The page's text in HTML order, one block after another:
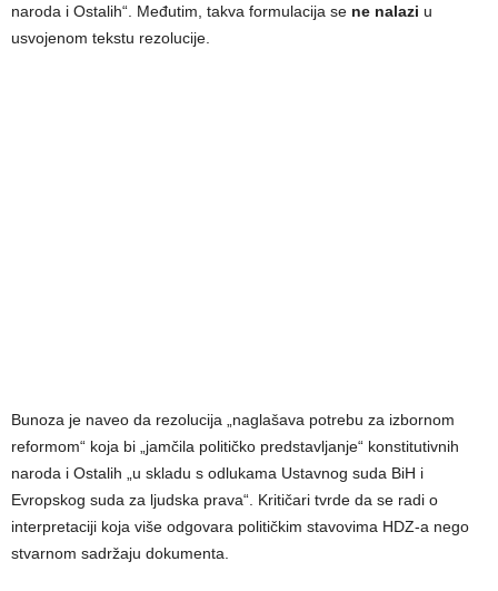
naroda i Ostalih“. Međutim, takva formulacija se ne nalazi u
usvojenom tekstu rezolucije.
Bunoza je naveo da rezolucija „naglašava potrebu za izbornom
reformom“ koja bi „jamčila političko predstavljanje“ konstitutivnih
naroda i Ostalih „u skladu s odlukama Ustavnog suda BiH i
Evropskog suda za ljudska prava“. Kritičari tvrde da se radi o
interpretaciji koja više odgovara političkim stavovima HDZ-a nego
stvarnom sadržaju dokumenta.